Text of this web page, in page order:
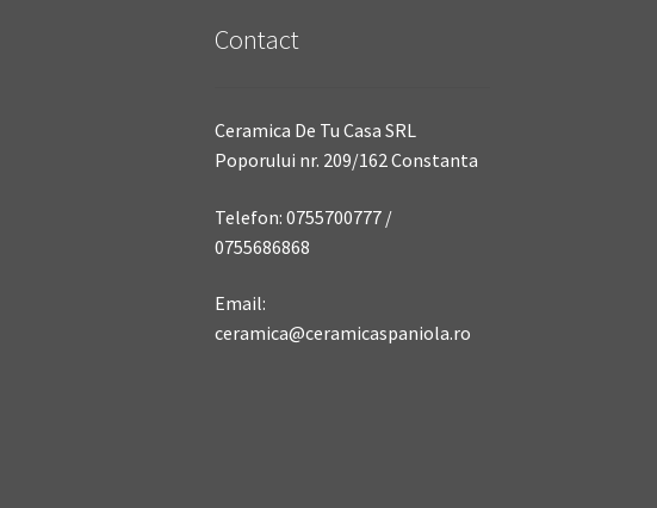
Contact
Ceramica De Tu Casa SRL
Poporului nr. 209/162 Constanta
Telefon: 0755700777 /
0755686868
Email:
ceramica@ceramicaspaniola.ro